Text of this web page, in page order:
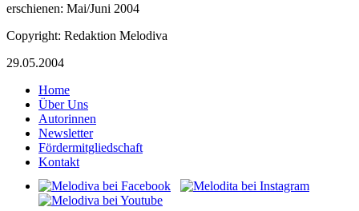
erschienen: Mai/Juni 2004
Copyright: Redaktion Melodiva
29.05.2004
Home
Über Uns
Autorinnen
Newsletter
Fördermitgliedschaft
Kontakt